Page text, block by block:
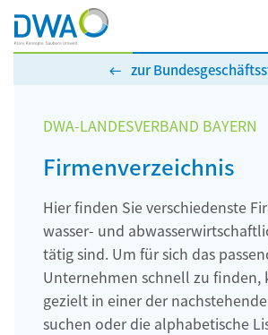
zur
DWA-LANDESVERBAND BAYERN
Firmenverzeichnis
Hier finden Sie verschiedenste
wasser- und
tätig sind. Um für sich das
Unternehmen schnell zu finden,
gezielt in einer der
suchen oder die alphabetische